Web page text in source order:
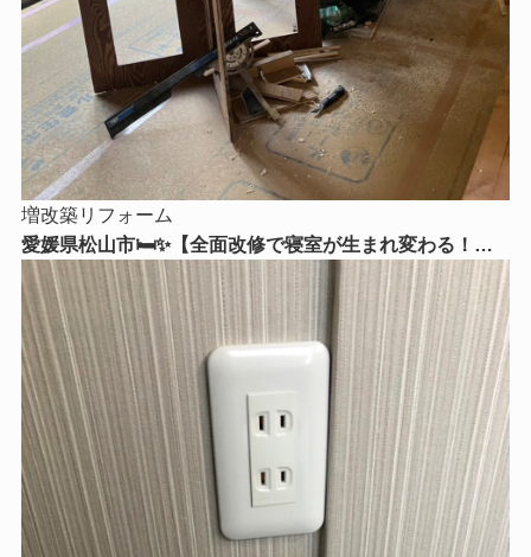
増改築リフォーム
愛媛県松山市🛏️✨【全面改修で寝室が生まれ変わる！】
心からくつろげる理想の寝室リフォームをご紹介😊